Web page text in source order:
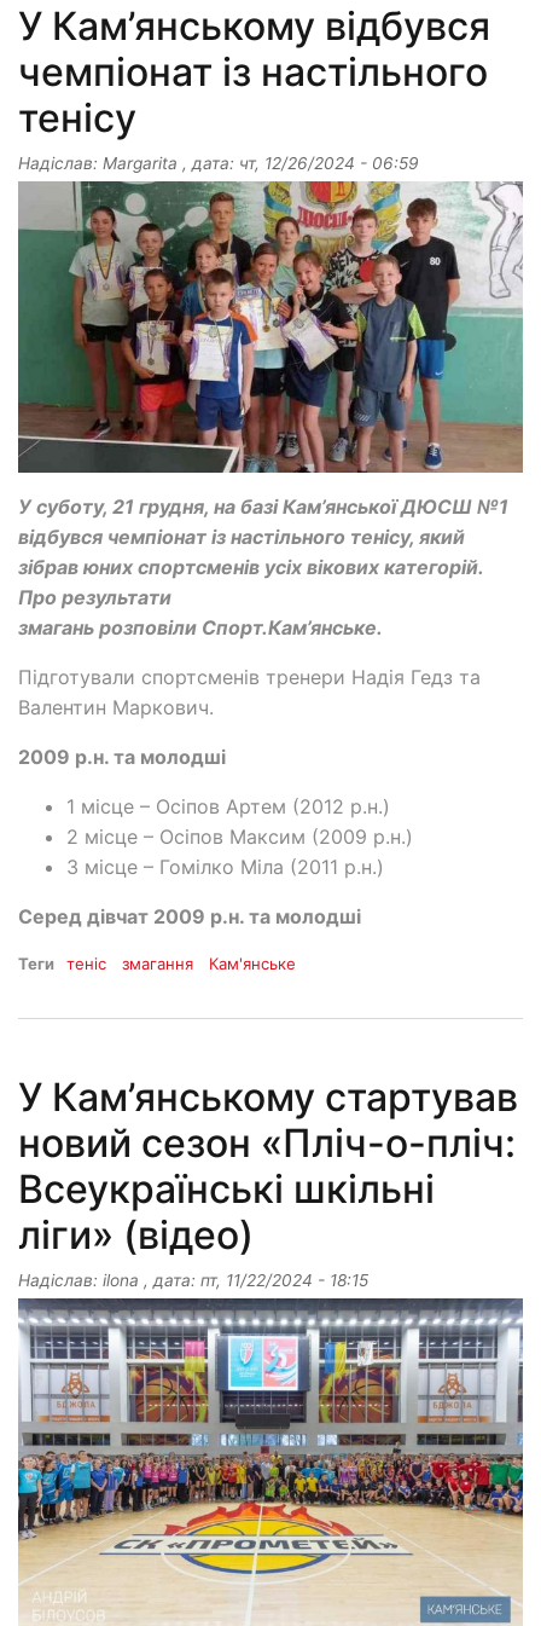
У Кам’янському відбувся
чемпіонат із настільного
тенісу
Надіслав: Margarita , дата: чт, 12/26/2024 - 06:59
У суботу, 21 грудня, на базі Кам’янської ДЮСШ №1
відбувся чемпіонат із настільного тенісу, який
зібрав юних спортсменів усіх вікових категорій.
Про результати
змагань розповіли Спорт.Кам’янське.
Підготували спортсменів тренери Надія Гедз та
Валентин Маркович.
2009 р.н. та молодші
1 місце – Осіпов Артем (2012 р.н.)
2 місце – Осіпов Максим (2009 р.н.)
3 місце – Гомілко Міла (2011 р.н.)
Серед дівчат 2009 р.н. та молодші
Теги теніс змагання Кам'янське
У Кам’янському стартував
новий сезон «Пліч-о-пліч:
Всеукраїнські шкільні
ліги» (відео)
Надіслав: ilona , дата: пт, 11/22/2024 - 18:15